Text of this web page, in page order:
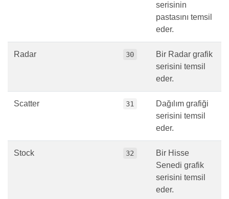
serisinin
pastasını temsil
eder.
Radar 30
Bir Radar grafik
serisini temsil
eder.
Scatter 31
Dağılım grafiği
serisini temsil
eder.
Stock 32
Bir Hisse
Senedi grafik
serisini temsil
eder.